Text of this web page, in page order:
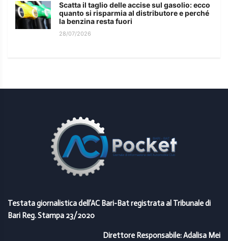
Scatta il taglio delle accise sul gasolio: ecco
quanto si risparmia al distributore e perché
la benzina resta fuori
28/07/2026
Testata giornalistica dell’AC Bari-Bat registrata al Tribunale di
Bari Reg. Stampa 23/2020
Direttore Responsabile: Adalisa Mei